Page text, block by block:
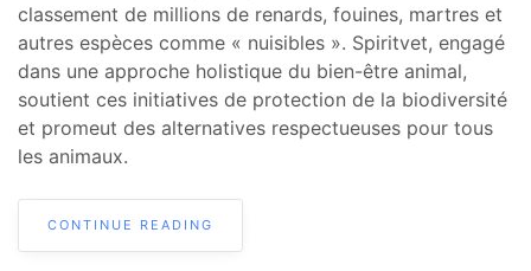
classement de millions de renards, fouines, martres et
autres espèces comme « nuisibles ». Spiritvet, engagé
dans une approche holistique du bien-être animal,
soutient ces initiatives de protection de la biodiversité
et promeut des alternatives respectueuses pour tous
les animaux.
CONTINUE READING